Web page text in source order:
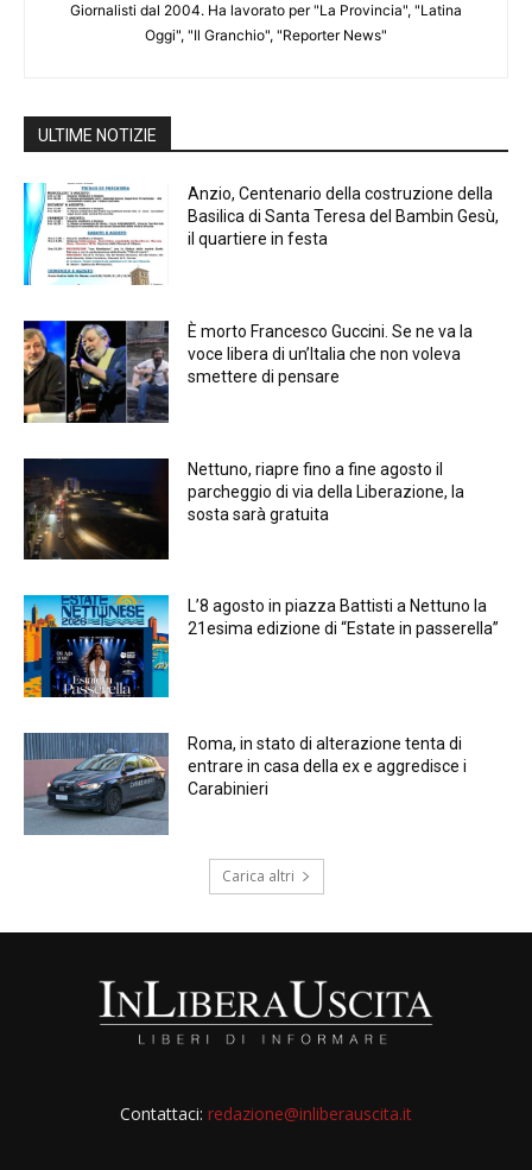
Giornalisti dal 2004. Ha lavorato per "La Provincia", "Latina
Oggi", "Il Granchio", "Reporter News"
ULTIME NOTIZIE
Anzio, Centenario della costruzione della
Basilica di Santa Teresa del Bambin Gesù,
il quartiere in festa
È morto Francesco Guccini. Se ne va la
voce libera di un’Italia che non voleva
smettere di pensare
Nettuno, riapre fino a fine agosto il
parcheggio di via della Liberazione, la
sosta sarà gratuita
L’8 agosto in piazza Battisti a Nettuno la
21esima edizione di “Estate in passerella”
Roma, in stato di alterazione tenta di
entrare in casa della ex e aggredisce i
Carabinieri
Carica altri
Contattaci: redazione@inliberauscita.it